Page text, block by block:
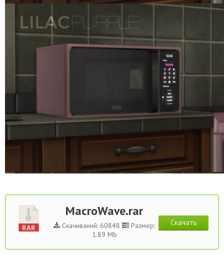
MacroWave.rar
Скачиваний: 60848
Размер:
1.89 Mb
Скачать